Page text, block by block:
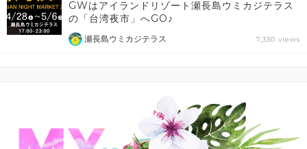
GWはアイランドリゾート瀬長島ウミカジテラス
の「台湾夜市」へGO♪
瀬長島ウミカジテラス 7,330 views